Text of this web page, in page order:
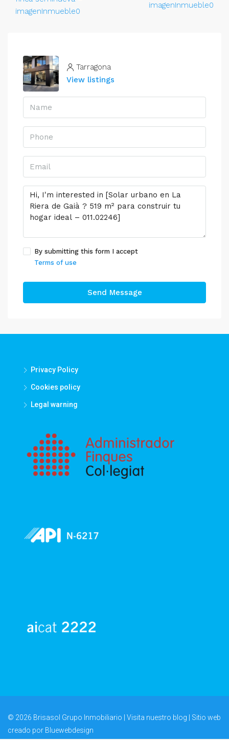
Tarragona
View listings
By submitting this form I accept
Terms of use
Send Message
Privacy Policy
Cookies policy
Legal warning
© 2026 Brisasol Grupo Inmobiliario | Visita nuestro blog | Sitio web
creado por Bluewebdesign